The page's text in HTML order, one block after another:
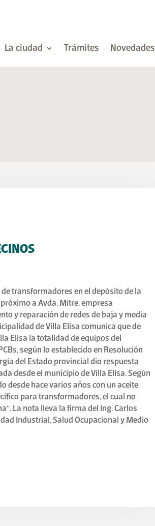
La ciudad Trámites Novedades
transformadores en el depósito de la
a Avda. Mitre, empresa
y reparación de redes de baja y media
de Villa Elisa comunica que de
Elisa la totalidad de equipos del
según lo establecido en Resolución
del Estado provincial dio respuesta
desde el municipio de Villa Elisa. Según
desde hace varios años con un aceite
para transformadores, el cual no
La nota lleva la firma del Ing. Carlos
Industrial, Salud Ocupacional y Medio